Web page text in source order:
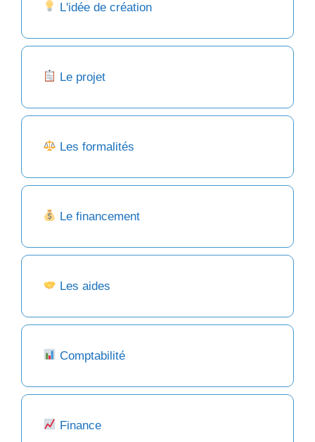
L'idée de création
Le projet
Les formalités
Le financement
Les aides
Comptabilité
Finance